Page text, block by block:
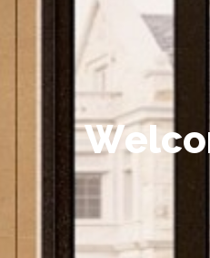
Welco